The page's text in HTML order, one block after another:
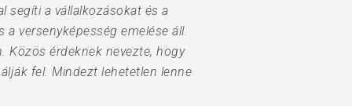
segíti a vállalkozásokat és a
versenyképesség emelése áll.
Közös érdeknek nevezte, hogy
fel. Mindezt lehetetlen lenne